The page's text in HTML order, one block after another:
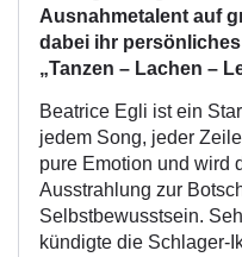
Ausnahmetalent auf
dabei ihr
„Tanzen – Lachen –
Beatrice Egli ist ein
jedem Song, jeder
pure Emotion und wird
Ausstrahlung zur
Selbstbewusstsein.
kündigte die Schlager-